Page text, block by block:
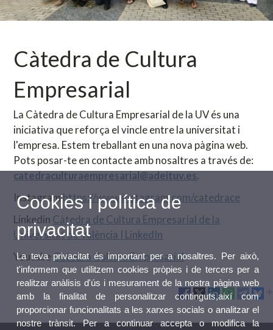
Càtedra de Cultura
Empresarial
La Càtedra de Cultura Empresarial de la UV és una
iniciativa que reforça el vincle entre la universitat i
l'empresa. Estem treballant en una nova pàgina web.
Pots posar-te en contacte amb nosaltres a través de:
catedraculturaempresarial@adeituv.es.
Instagramhttps://www.instagram.com/catedrace
Linkedin Càtedra de Cultura Empresarial de la
Universitat de València | LinkedIn
Youtube Càtedra Cultura Empresarial
Cookies i política de
privacitat
La teva privacitat és important per a nosaltres. Per això,
t'informem que utilitzem cookies pròpies i de tercers per a
realitzar anàlisis d'ús i mesurament de la nostra pàgina web
amb la finalitat de personalitzar continguts,així com
proporcionar funcionalitats a les xarxes socials o analitzar el
nostre trànsit. Per a continuar accepta o modifica la